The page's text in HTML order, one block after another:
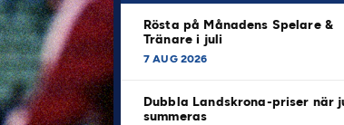
Rösta på Månadens Spelare &
Tränare i juli
7 AUG 2026
Dubbla Landskrona-priser när
summeras